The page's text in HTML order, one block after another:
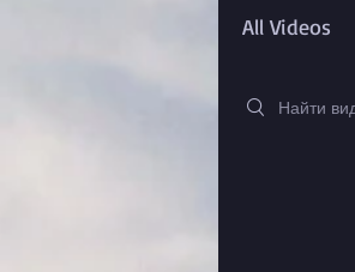
All Videos
Search videos